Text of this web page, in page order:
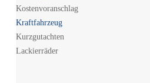
Kostenvoranschlag
Kraftfahrzeug
Kurzgutachten
Lackierräder